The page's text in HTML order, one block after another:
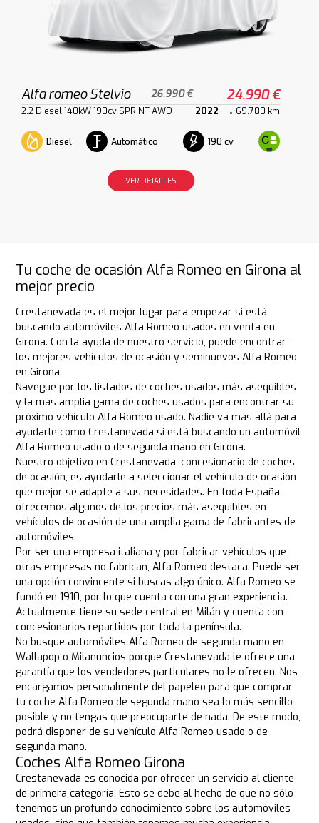
Alfa romeo Stelvio 26.990 € 24.990 €
2.2 Diesel 140kW 190cv SPRINT AWD 2022 69.780 km
Diesel Automático 190 cv
VER DETALLES
Tu coche de ocasión Alfa Romeo en Girona al
mejor precio
Crestanevada es el mejor lugar para empezar si está
buscando automóviles Alfa Romeo usados en venta en
Girona. Con la ayuda de nuestro servicio, puede encontrar
los mejores vehículos de ocasión y seminuevos Alfa Romeo
en Girona.
Navegue por los listados de coches usados más asequibles
y la más amplia gama de coches usados para encontrar su
próximo vehículo Alfa Romeo usado. Nadie va más allá para
ayudarle como Crestanevada si está buscando un automóvil
Alfa Romeo usado o de segunda mano en Girona.
Nuestro objetivo en Crestanevada, concesionario de coches
de ocasión, es ayudarle a seleccionar el vehículo de ocasión
que mejor se adapte a sus necesidades. En toda España,
ofrecemos algunos de los precios más asequibles en
vehículos de ocasión de una amplia gama de fabricantes de
automóviles.
Por ser una empresa italiana y por fabricar vehículos que
otras empresas no fabrican, Alfa Romeo destaca. Puede ser
una opción convincente si buscas algo único. Alfa Romeo se
fundó en 1910, por lo que cuenta con una gran experiencia.
Actualmente tiene su sede central en Milán y cuenta con
concesionarios repartidos por toda la península.
No busque automóviles Alfa Romeo de segunda mano en
Wallapop o Milanuncios porque Crestanevada le ofrece una
garantía que los vendedores particulares no le ofrecen. Nos
encargamos personalmente del papeleo para que comprar
tu coche Alfa Romeo de segunda mano sea lo más sencillo
posible y no tengas que preocuparte de nada. De este modo,
podrá disponer de su vehículo Alfa Romeo usado o de
segunda mano.
Coches Alfa Romeo Girona
Crestanevada es conocida por ofrecer un servicio al cliente
de primera categoría. Esto se debe al hecho de que no sólo
tenemos un profundo conocimiento sobre los automóviles